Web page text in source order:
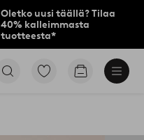
Oletko uusi täällä? Tilaa
40% kalleimmasta
tuotteesta*
Siirry
Siirry